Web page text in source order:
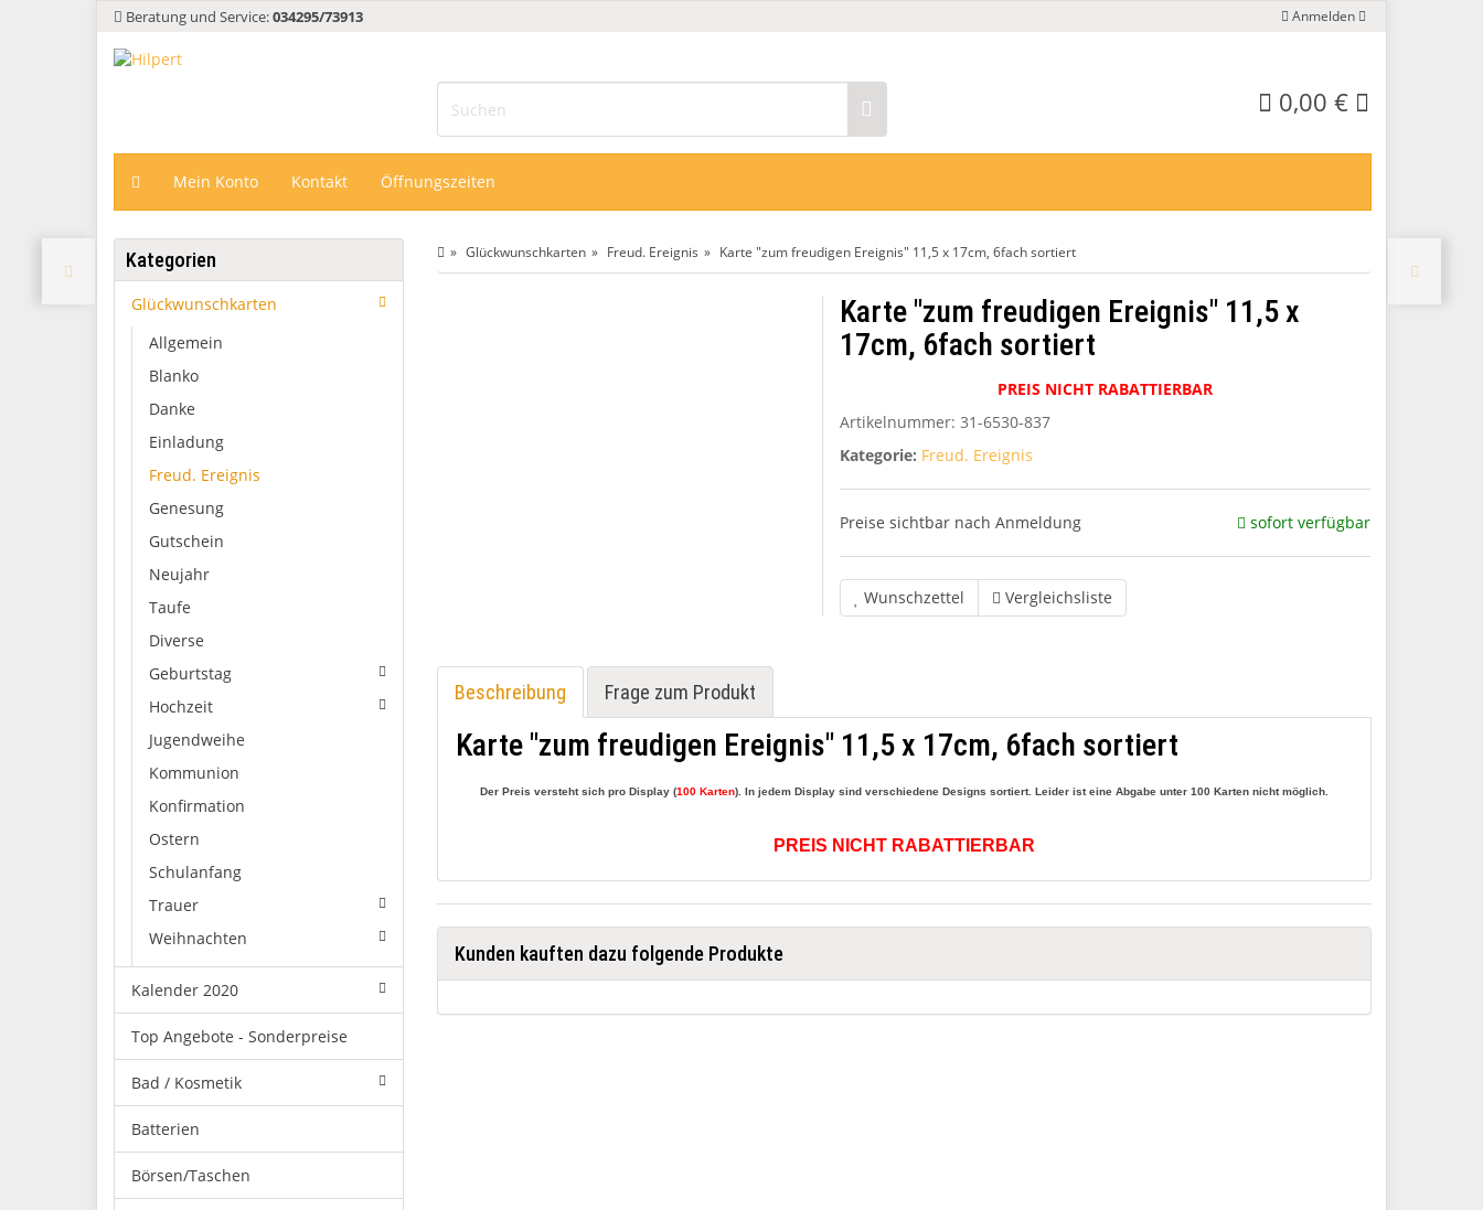
Beratung und Service:034295/73913 Anmelden
0,00 €
Mein Konto Kontakt Öffnungszeiten
Glückwunschkarten Freud. Ereignis Karte "zum freudigen Ereignis" 11,5 x 17cm, 6fach sortiert
Karte "zum freudigen Ereignis" 11,5 x
17cm, 6fach sortiert
PREIS NICHT RABATTIERBAR
Artikelnummer:31-6530-837
Kategorie: Freud. Ereignis
Preise sichtbar nach Anmeldung sofort verfügbar
Wunschzettel Vergleichsliste
Beschreibung Frage zum Produkt
Karte "zum freudigen Ereignis" 11,5 x 17cm, 6fach sortiert
Der Preis versteht sich pro Display (100 Karten). In jedem Display sind verschiedene Designs sortiert. Leider ist eine Abgabe unter 100 Karten nicht möglich.
PREIS NICHT RABATTIERBAR
Kunden kauften dazu folgende Produkte
Kategorien
Glückwunschkarten
Allgemein
Blanko
Danke
Einladung
Freud. Ereignis
Genesung
Gutschein
Neujahr
Taufe
Diverse
Geburtstag
Hochzeit
Jugendweihe
Kommunion
Konfirmation
Ostern
Schulanfang
Trauer
Weihnachten
Kalender 2020
Top Angebote - Sonderpreise
Bad / Kosmetik
Batterien
Börsen/Taschen